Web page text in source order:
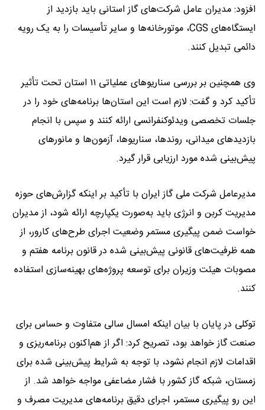
افزود: مدیران عامل شرکت‌های گاز استانی باید بازدید از
ایستگاه‌های CGS، موتورخانه‌ها و سایر تأسیسات را به یک رویه
دائمی تبدیل کنند.
وی همچنین بر بررسی سناریوهای عملیاتی ۱۱ استان تحت تأثیر
تأکید کرد و گفت: لازم است این استان‌ها برنامه‌های خود را در
جلسات تخصصی ویدئوکنفرانسی ارائه کنند و سپس با انجام
بازدیدهای میدانی، روندها، سناریوها، آزمون‌ها و مانورهای
پیش‌بینی شده مورد ارزیابی قرار گیرد.
مدیرعامل شرکت ملی گاز ایران با تأکید بر اینکه گزارش‌های حوزه
مدیریت کربن و انرژی باید به‌صورت یکپارچه ارائه شود، از مدیران
خواست ضمن پیگیری مستمر وضعیت اجرای طرح‌های کارور، از
همه ظرفیت‌های قانونی پیش‌بینی شده در قانون برنامه هفتم و
مصوبات هیئت وزیران برای توسعه پروژه‌های بهینه‌سازی استفاده
کنند.
توکلی در پایان با بیان اینکه امسال سالی متفاوت و حساس برای
صنعت گاز خواهد بود، تصریح کرد: اگر از هم‌اکنون برنامه‌ریزی و
اقدامات لازم انجام نشود، با توجه به شرایط پیش‌بینی شده برای
زمستان، شبکه گاز کشور با فشار مضاعفی مواجه خواهد شد. از
این رو پیگیری مستمر، اجرای دقیق برنامه‌های مدیریت مصرف و